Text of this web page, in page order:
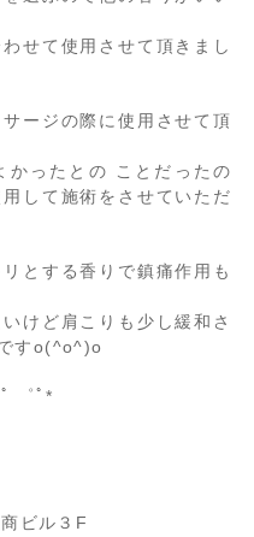
せて使用させて頂きまし
ージの際に使用させて頂
かったとの ことだったの
して施術をさせていただ
とする香りで鎮痛作用も
けど肩こりも少し緩和さ
すo(^o^)o
゜ﾟ*
ビル３F